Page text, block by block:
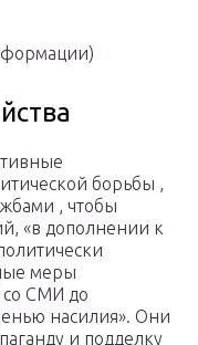
борьбы ,
, чтобы
«в дополнении к
меры
со СМИ до
насилия». Они
и подделку